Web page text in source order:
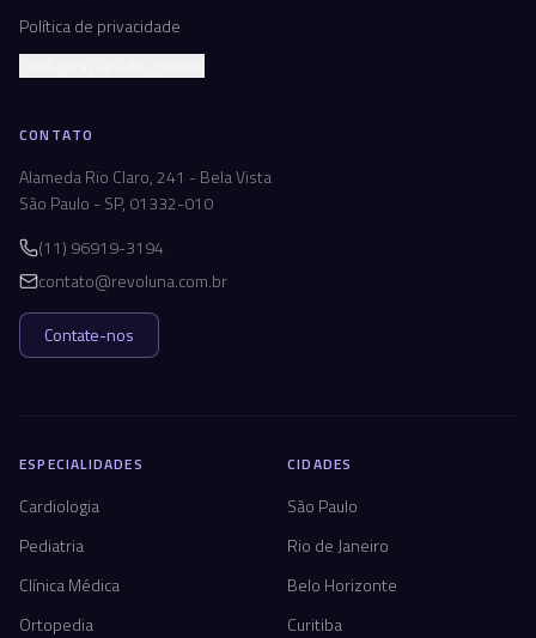
Política de privacidade
CONTATO
Alameda Rio Claro, 241 - Bela Vista
São Paulo - SP, 01332-010
(11) 96919-3194
contato@revoluna.com.br
Contate-nos
ESPECIALIDADES
Cardiologia
Pediatria
Clínica Médica
Ortopedia
CIDADES
São Paulo
Rio de Janeiro
Belo Horizonte
Curitiba